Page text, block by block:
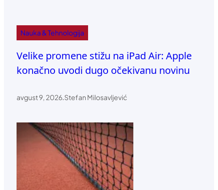
Nauka & Tehnologija
Velike promene stižu na iPad Air: Apple
konačno uvodi dugo očekivanu novinu
avgust 9, 2026.Stefan Milosavljević